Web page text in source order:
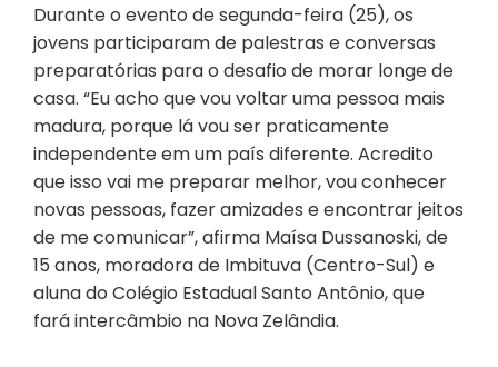
Durante o evento de segunda-feira (25), os
jovens participaram de palestras e conversas
preparatórias para o desafio de morar longe de
casa. “Eu acho que vou voltar uma pessoa mais
madura, porque lá vou ser praticamente
independente em um país diferente. Acredito
que isso vai me preparar melhor, vou conhecer
novas pessoas, fazer amizades e encontrar jeitos
de me comunicar”, afirma Maísa Dussanoski, de
15 anos, moradora de Imbituva (Centro-Sul) e
aluna do Colégio Estadual Santo Antônio, que
fará intercâmbio na Nova Zelândia.